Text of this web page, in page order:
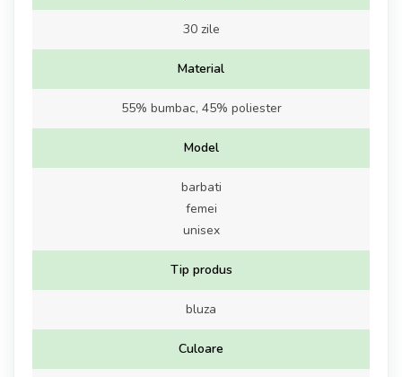
30 zile
Material
55% bumbac, 45% poliester
Model
barbati
femei
unisex
Tip produs
bluza
Culoare